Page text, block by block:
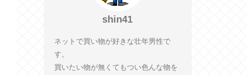
shin41
ネットで買い物が好きな壮年男性で
す。
買いたい物が無くてもつい色んな物を